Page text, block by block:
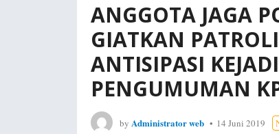
ANGGOTA JAGA
GIATKAN
ANTISIPASI
PENGUMUMAN
by Administrator web 14 Juni 2019